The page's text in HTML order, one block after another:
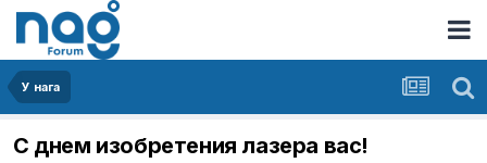
У нага
С днем изобретения лазера вас!